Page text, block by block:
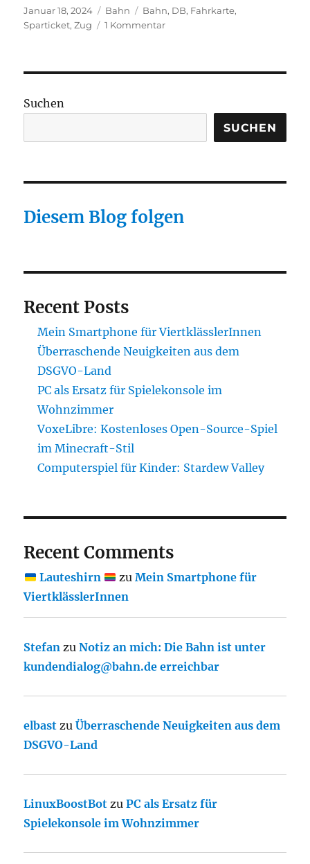
Veröffentlicht
am
Januar 18, 2024 Kategorien
Bahn Schlagwörter
Bahn, DB, Fahrkarte,
Sparticket,Zug 1 Kommentarzu
Suchen
SUCHEN
Diesem Blog folgen
Recent Posts
Mein Smartphone für ViertklässlerInnen
Überraschende Neuigkeiten aus dem
DSGVO-Land
PC als Ersatz für Spielekonsole im
Wohnzimmer
VoxeLibre: Kostenloses Open-Source-Spiel
im Minecraft-Stil
Computerspiel für Kinder: Stardew Valley
Recent Comments
Lauteshirn zu Mein Smartphone für
ViertklässlerInnen
Stefan zuNotiz an mich: Die Bahn ist unter
kundendialog@bahn.de erreichbar
elbast zuÜberraschende Neuigkeiten aus dem
DSGVO-Land
LinuxBoostBot zuPC als Ersatz für
Spielekonsole im Wohnzimmer